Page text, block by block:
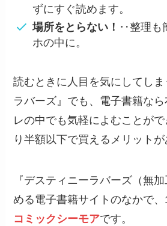
ずにすぐ読めます。
場所をとらない！ ‥整理も
ホの中に。
読むときに人目を気にしてし
ラバーズ』でも、電子書籍な
レの中でも気軽によむことが
り半額以下で買えるメリットが
『デスティニーラバーズ（無
める電子書籍サイトのなかで
コミックシーモアです。